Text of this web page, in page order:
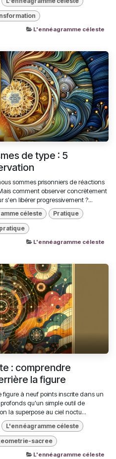
L'ennéagramme céleste
de type : 5
sommes prisonniers de réactions
comment observer concrètement
s'en libérer progressivement ?...
céleste Pratique
pratique
L'ennéagramme céleste
: comprendre
la figure
à neuf points inscrite dans un
qu'un simple outil de
la superpose au ciel noctu...
L'ennéagramme céleste
sacree
L'ennéagramme céleste